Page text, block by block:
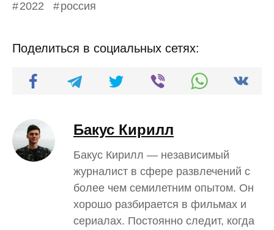
2022 россия
Поделиться в социальных сетях:
Бакус Кирилл
Бакус Кирилл — независимый
журналист в сфере развлечений с
более чем семилетним опытом. Он
хорошо разбирается в фильмах и
сериалах. Постоянно следит, когда